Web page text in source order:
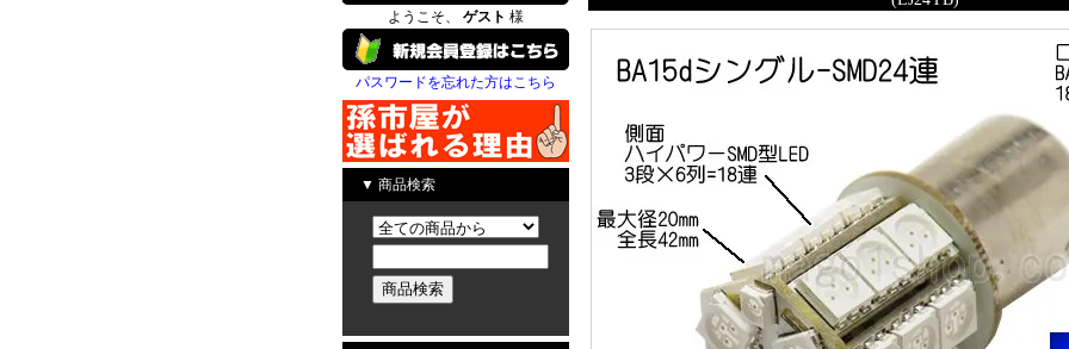
ようこそ、 ゲスト 様
パスワードを忘れた方はこちら
▼ 商品検索